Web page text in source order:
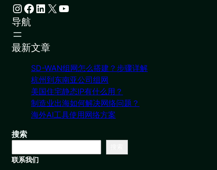
Instagram Facebook LinkedIn X YouTube
导航
最新文章
SD-WAN组网怎么搭建？步骤详解
杭州到东南亚公司组网
美国住宅静态IP有什么用？
制造业出海如何解决网络问题？
海外AI工具使用网络方案
搜索
联系我们